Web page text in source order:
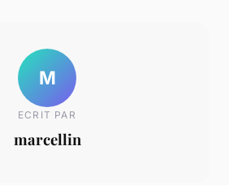
M
ECRIT PAR
marcellin